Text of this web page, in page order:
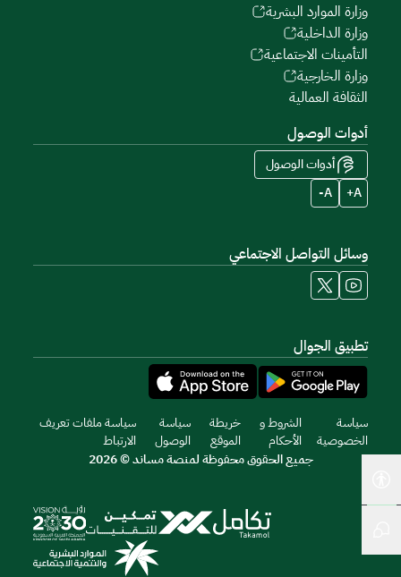
وزارة الموارد البشرية
وزارة الداخلية
التأمينات الاجتماعية
وزارة الخارجية
الثقافة العمالية
أدوات الوصول
أدوات الوصول
A+
A-
وسائل التواصل الاجتماعي
تطبيق الجوال
سياسة
الخصوصية
الشروط و
الأحكام
خريطة
الموقع
سياسة
الوصول
سياسة ملفات تعريف
الارتباط
جميع الحقوق محفوظة لمنصة مساند © 2026